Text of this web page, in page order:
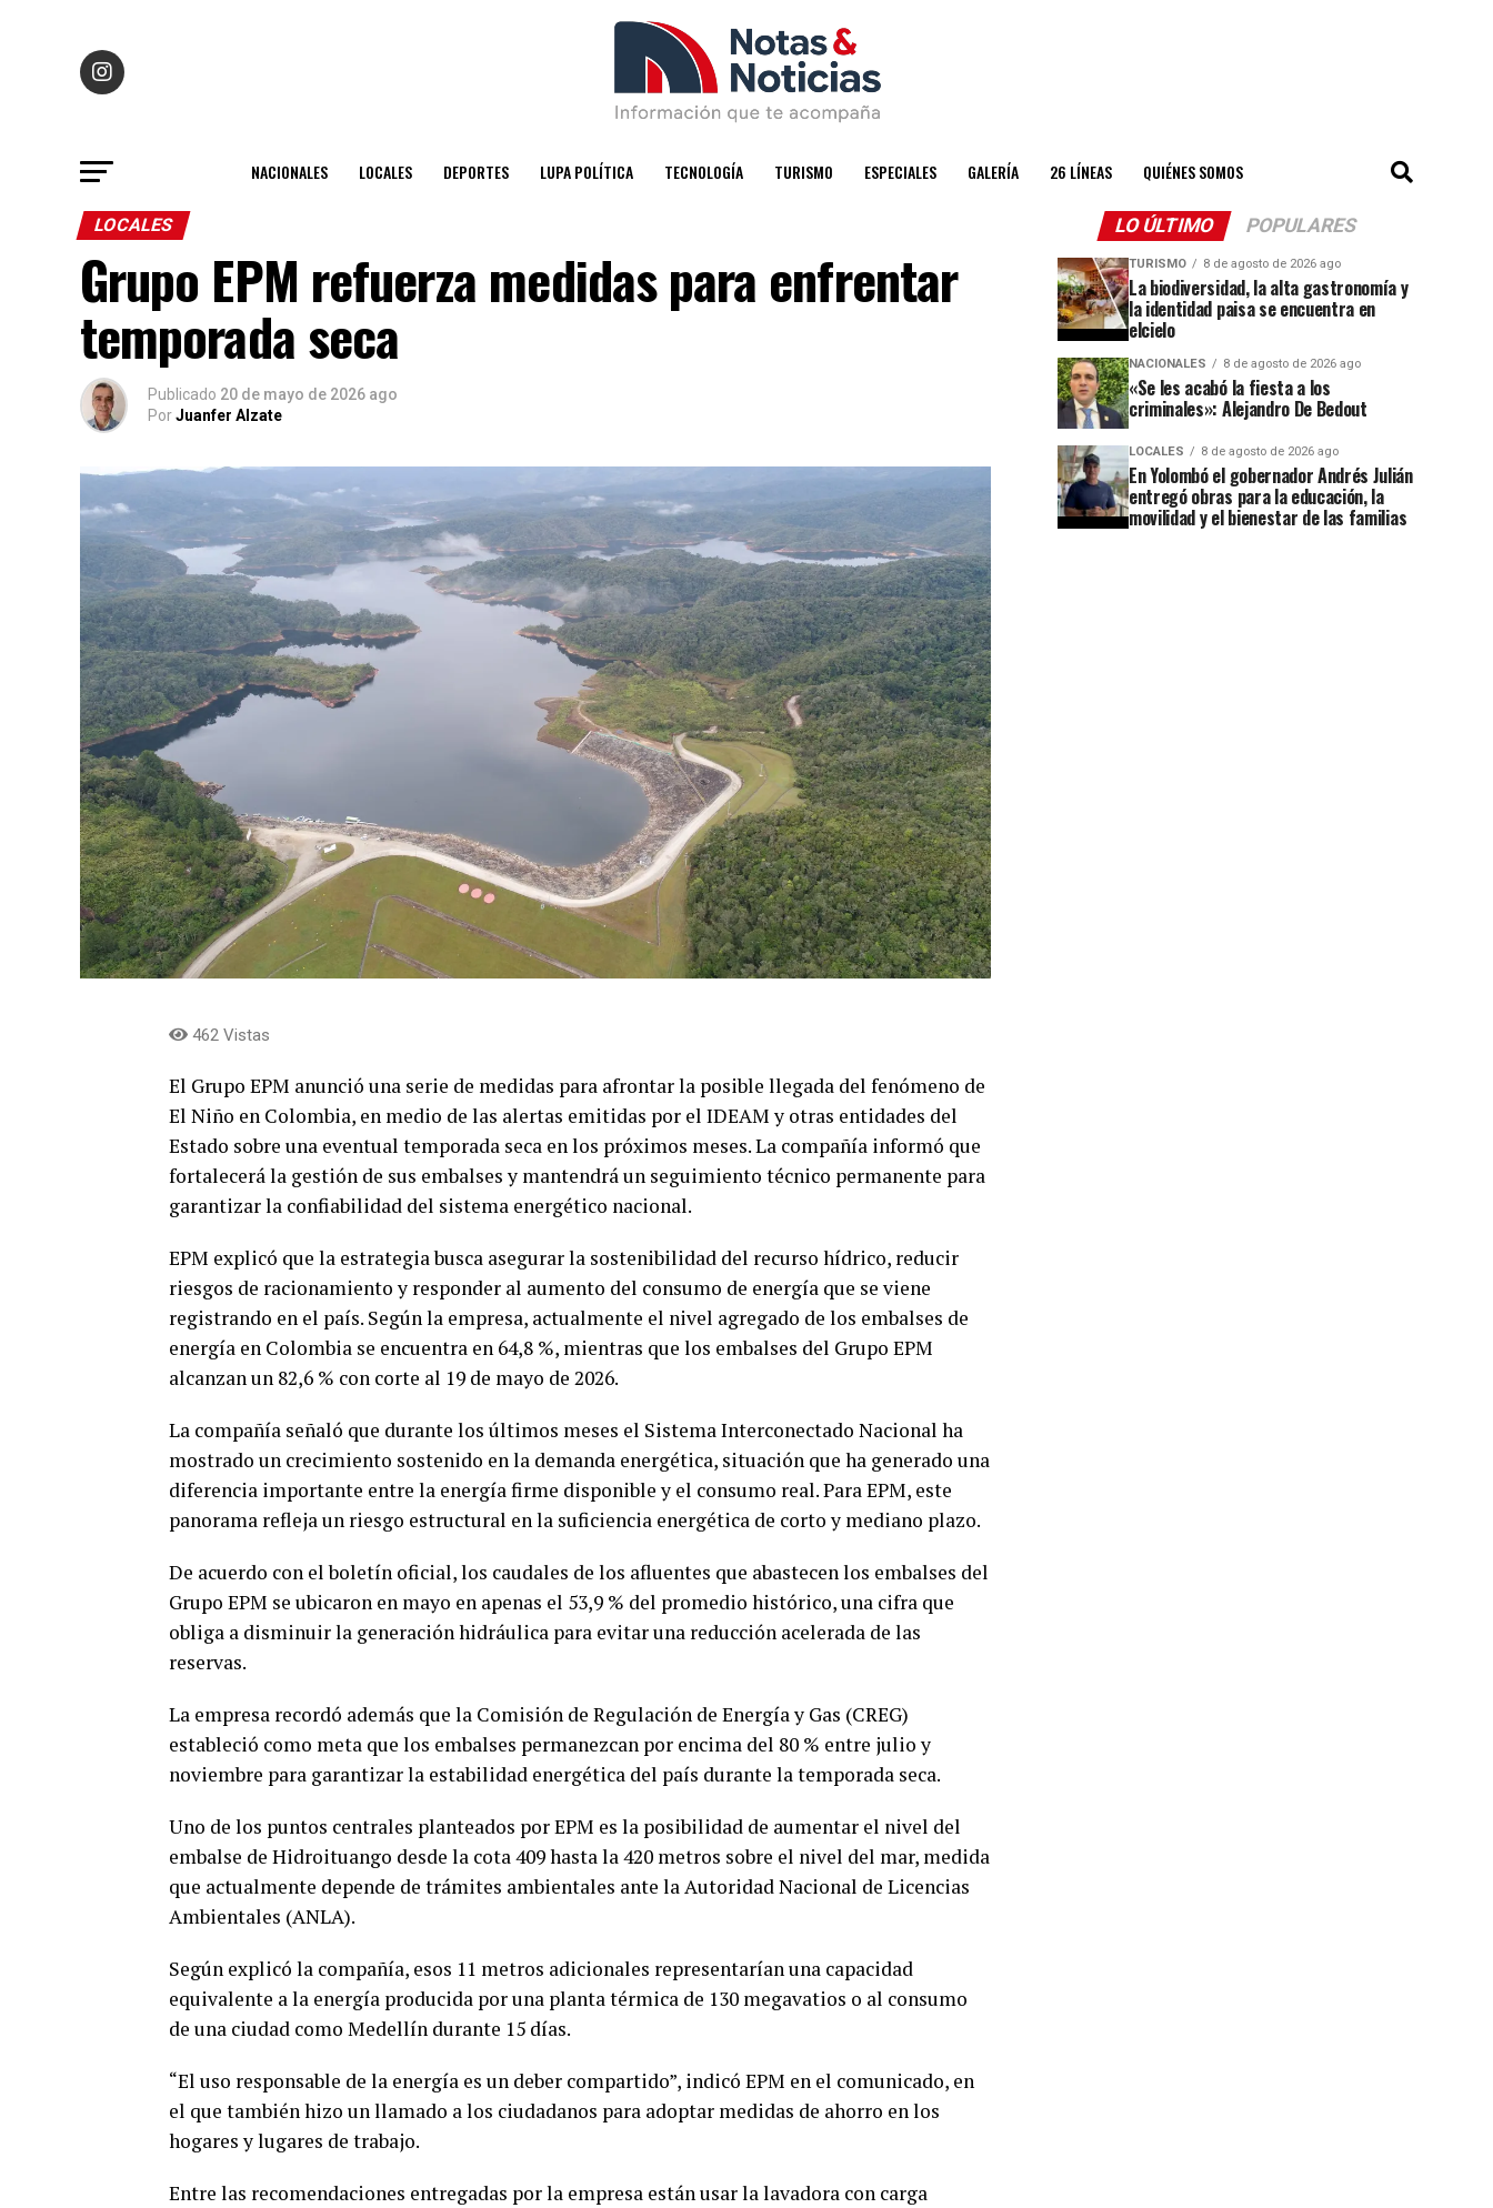
NACIONALES LOCALES DEPORTES LUPA POLÍTICA TECNOLOGÍA TURISMO ESPECIALES GALERÍA 26 LÍNEAS QUIÉNES SOMOS
LOCALES
Grupo EPM refuerza medidas para enfrentar
temporada seca
Publicado 20 de mayo de 2026 ago
PorJuanfer Alzate
462 Vistas
El Grupo EPM anunció una serie de medidas para afrontar la posible llegada del fenómeno de
El Niño en Colombia, en medio de las alertas emitidas por el IDEAM y otras entidades del
Estado sobre una eventual temporada seca en los próximos meses. La compañía informó que
fortalecerá la gestión de sus embalses y mantendrá un seguimiento técnico permanente para
garantizar la confiabilidad del sistema energético nacional.
EPM explicó que la estrategia busca asegurar la sostenibilidad del recurso hídrico, reducir
riesgos de racionamiento y responder al aumento del consumo de energía que se viene
registrando en el país. Según la empresa, actualmente el nivel agregado de los embalses de
energía en Colombia se encuentra en 64,8 %, mientras que los embalses del Grupo EPM
alcanzan un 82,6 % con corte al 19 de mayo de 2026.
La compañía señaló que durante los últimos meses el Sistema Interconectado Nacional ha
mostrado un crecimiento sostenido en la demanda energética, situación que ha generado una
diferencia importante entre la energía firme disponible y el consumo real. Para EPM, este
panorama refleja un riesgo estructural en la suficiencia energética de corto y mediano plazo.
De acuerdo con el boletín oficial, los caudales de los afluentes que abastecen los embalses del
Grupo EPM se ubicaron en mayo en apenas el 53,9 % del promedio histórico, una cifra que
obliga a disminuir la generación hidráulica para evitar una reducción acelerada de las
reservas.
La empresa recordó además que la Comisión de Regulación de Energía y Gas (CREG)
estableció como meta que los embalses permanezcan por encima del 80 % entre julio y
noviembre para garantizar la estabilidad energética del país durante la temporada seca.
Uno de los puntos centrales planteados por EPM es la posibilidad de aumentar el nivel del
embalse de Hidroituango desde la cota 409 hasta la 420 metros sobre el nivel del mar, medida
que actualmente depende de trámites ambientales ante la Autoridad Nacional de Licencias
Ambientales (ANLA).
Según explicó la compañía, esos 11 metros adicionales representarían una capacidad
equivalente a la energía producida por una planta térmica de 130 megavatios o al consumo
de una ciudad como Medellín durante 15 días.
“El uso responsable de la energía es un deber compartido”, indicó EPM en el comunicado, en
el que también hizo un llamado a los ciudadanos para adoptar medidas de ahorro en los
hogares y lugares de trabajo.
Entre las recomendaciones entregadas por la empresa están usar la lavadora con carga
LO ÚLTIMO POPULARES
TURISMO 8 de agosto de 2026 ago
La biodiversidad, la alta gastronomía y
la identidad paisa se encuentra en
elcielo
NACIONALES 8 de agosto de 2026 ago
«Se les acabó la fiesta a los
criminales»: Alejandro De Bedout
LOCALES 8 de agosto de 2026 ago
En Yolombó el gobernador Andrés Julián
entregó obras para la educación, la
movilidad y el bienestar de las familias